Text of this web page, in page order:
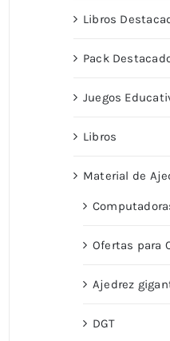
Libros
Pack
Juegos
Libros
Material de
Ofertas para
Ajedrez
DGT